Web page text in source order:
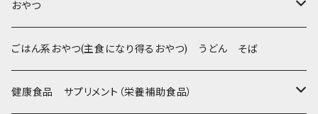
Collar & Leash - XS（超小型犬・幼犬用）
Harness & Leash - XS（超小型犬･幼犬用）
フントヒュッテオリジナル Woven
Harness & Leash - XS
Collar & Leash Set - S
セレクト
幼犬・超小型犬用 _ 幅1.0cm
flexi フレキシリード(伸縮リード)
BESTEVER / ベストエバー
iDog&iCat
ぬいぐるみ
PomPreece / ポンポリース
おやつ
Bon・rupa(ボンルパ)
京
職人の味
ごはん系おやつ(主食になり得るおやつ) うどん そば
健康食品 サプリメント（栄養補助食品）